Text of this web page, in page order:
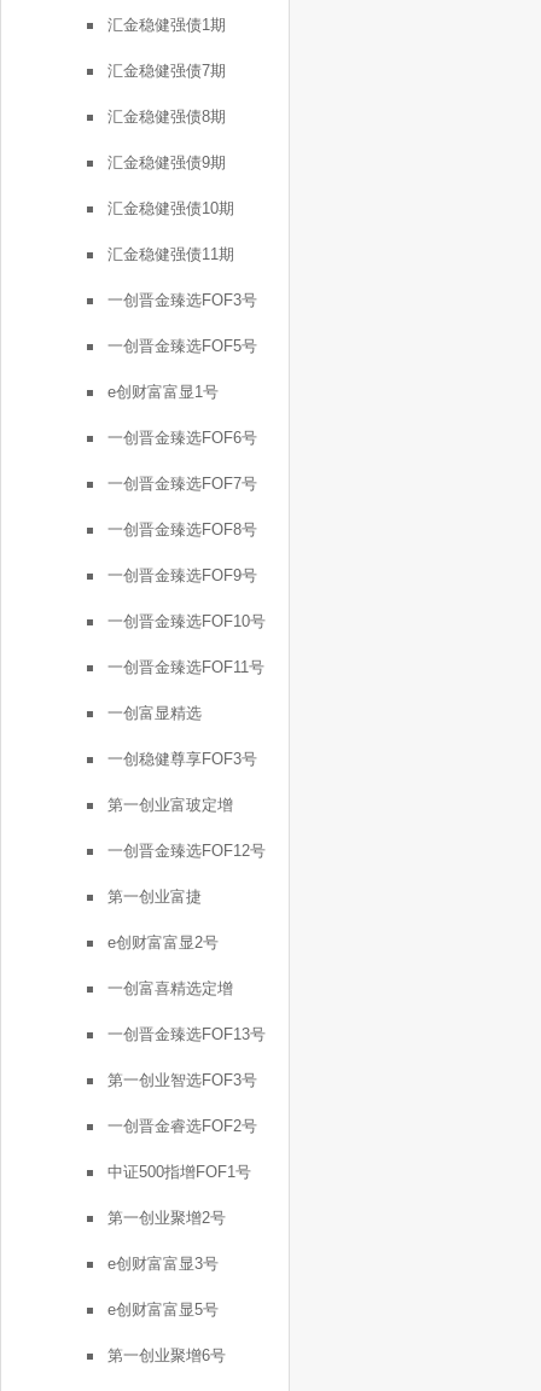
汇金稳健强债1期
汇金稳健强债7期
汇金稳健强债8期
汇金稳健强债9期
汇金稳健强债10期
汇金稳健强债11期
一创晋金臻选FOF3号
一创晋金臻选FOF5号
e创财富富显1号
一创晋金臻选FOF6号
一创晋金臻选FOF7号
一创晋金臻选FOF8号
一创晋金臻选FOF9号
一创晋金臻选FOF10号
一创晋金臻选FOF11号
一创富显精选
一创稳健尊享FOF3号
第一创业富玻定增
一创晋金臻选FOF12号
第一创业富捷
e创财富富显2号
一创富喜精选定增
一创晋金臻选FOF13号
第一创业智选FOF3号
一创晋金睿选FOF2号
中证500指增FOF1号
第一创业聚增2号
e创财富富显3号
e创财富富显5号
第一创业聚增6号